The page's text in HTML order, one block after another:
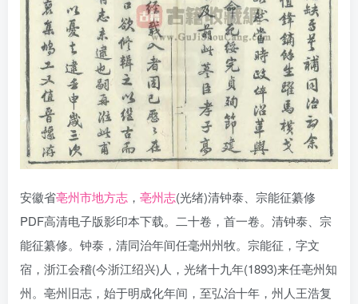
安徽省亳州市地方志 ， 亳州志(光绪)清钟泰、宗能征纂修
PDF高清电子版影印本下载。二十卷，首一卷。清钟泰、宗
能征纂修。钟泰，清同治年间任毫州州牧。宗能征，字文
宿，浙江会稽(今浙江绍兴)人，光绪十九年(1893)来任亳州知
州。亳州旧志，始于明成化年间，至弘治十年，州人王浩复